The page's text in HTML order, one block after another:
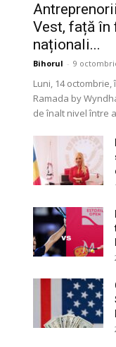
Vest, față în
naționali...
Bihorul - 9
Luni, 14 octombrie,
Ramada by
de înalt nivel între